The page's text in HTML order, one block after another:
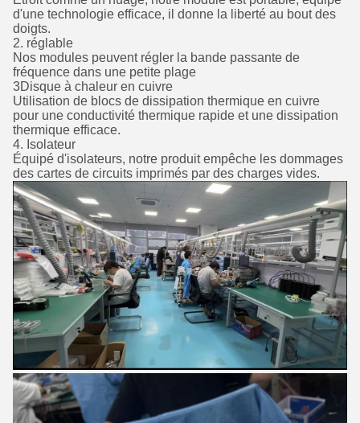
d'une technologie efficace, il donne la liberté au bout des
doigts.
2. réglable
Nos modules peuvent régler la bande passante de
fréquence dans une petite plage
3Disque à chaleur en cuivre
Utilisation de blocs de dissipation thermique en cuivre
pour une conductivité thermique rapide et une dissipation
thermique efficace.
4. Isolateur
Équipé d'isolateurs, notre produit empêche les dommages
des cartes de circuits imprimés par des charges vides.